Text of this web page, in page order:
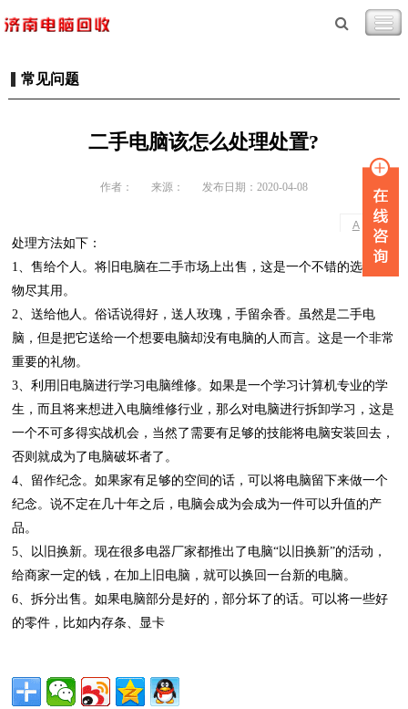
常见问题
二手电脑该怎么处理处置?
作者： 来源： 发布日期：2020-04-08
A A +
处理方法如下：
1、售给个人。将旧电脑在二手市场上出售，这是一个不错的选择，
物尽其用。
2、送给他人。俗话说得好，送人玫瑰，手留余香。虽然是二手电
脑，但是把它送给一个想要电脑却没有电脑的人而言。这是一个非常
重要的礼物。
3、利用旧电脑进行学习电脑维修。如果是一个学习计算机专业的学
生，而且将来想进入电脑维修行业，那么对电脑进行拆卸学习，这是
一个不可多得实战机会，当然了需要有足够的技能将电脑安装回去，
否则就成为了电脑破坏者了。
4、留作纪念。如果家有足够的空间的话，可以将电脑留下来做一个
纪念。说不定在几十年之后，电脑会成为会成为一件可以升值的产
品。
5、以旧换新。现在很多电器厂家都推出了电脑“以旧换新”的活动，
给商家一定的钱，在加上旧电脑，就可以换回一台新的电脑。
6、拆分出售。如果电脑部分是好的，部分坏了的话。可以将一些好
的零件，比如内存条、显卡